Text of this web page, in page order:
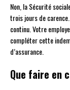
Non, la Sécurité
trois jours de
continu. Votre
compléter cette
d’assurance.
Que faire en